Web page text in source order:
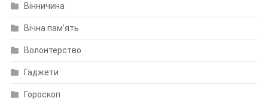
Вінничина
Вічна пам'ять
Волонтерство
Гаджети
Гороскоп